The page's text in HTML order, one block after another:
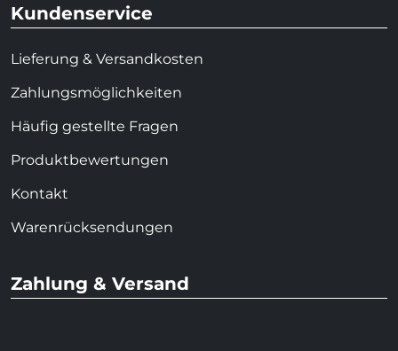
Kundenservice
Lieferung & Versandkosten
Zahlungsmöglichkeiten
Häufig gestellte Fragen
Produktbewertungen
Kontakt
Warenrücksendungen
Zahlung & Versand